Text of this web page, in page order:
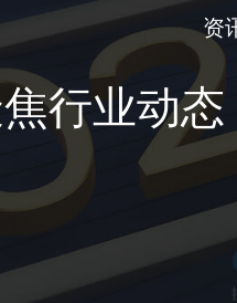
资
行业动